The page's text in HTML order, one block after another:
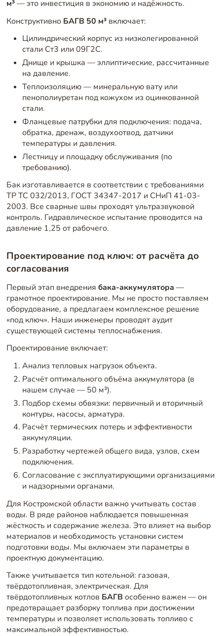
м³— это инвестиция в экономию и надёжность.
Конструктивно БАГВ 50 м³включает:
Цилиндрический корпус из низколегированной
стали Ст3 или 09Г2С.
Днище и крышка — эллиптические, рассчитанные
на давление.
Теплоизоляцию — минеральную вату или
пенополиуретан под кожухом из оцинкованной
стали.
Фланцевые патрубки для подключения: подача,
обратка, дренаж, воздухоотвод, датчики
температуры и давления.
Лестницу и площадку обслуживания (по
требованию).
Бак изготавливается в соответствии с требованиями
ТР ТС 032/2013, ГОСТ 34347-2017 и СНиП 41-03-
2003. Все сварные швы проходят ультразвуковой
контроль. Гидравлическое испытание проводится на
давление 1,25 от рабочего.
Проектирование под ключ: от расчёта до
согласования
Первый этап внедрения бака-аккумулятора —
грамотное проектирование. Мы не просто поставляем
оборудование, а предлагаем комплексное решение
«под ключ». Наши инженеры проводят аудит
существующей системы теплоснабжения.
Проектирование включает:
Анализ тепловых нагрузок объекта.
Расчёт оптимального объёма аккумулятора (в
нашем случае — 50 м³).
Подбор схемы обвязки: первичный и вторичный
контуры, насосы, арматура.
Расчёт термических потерь и эффективности
аккумуляции.
Разработку чертежей общего вида, узлов, схем
подключения.
Согласование с эксплуатирующими организациями
и надзорными органами.
Для Костромской области важно учитывать состав
воды. В ряде районов наблюдается повышенная
жёсткость и содержание железа. Это влияет на выбор
материалов и необходимость установки систем
подготовки воды. Мы включаем эти параметры в
проектную документацию.
Также учитывается тип котельной: газовая,
твёрдотопливная, электрическая. Для
твёрдотопливных котлов БАГВособенно важен — он
предотвращает разборку топлива при достижении
температуры и позволяет использовать топливо с
максимальной эффективностью.